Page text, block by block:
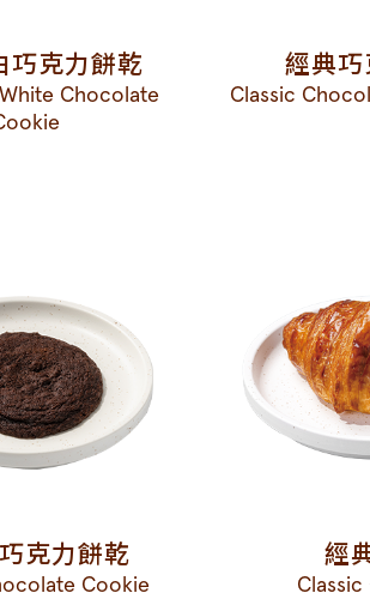
巧克力餅乾
Chocolate
經典
Classic
克力餅乾
Cookie
經